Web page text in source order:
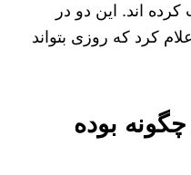
اند. این دو در
کرد که روزی بتواند
بوده